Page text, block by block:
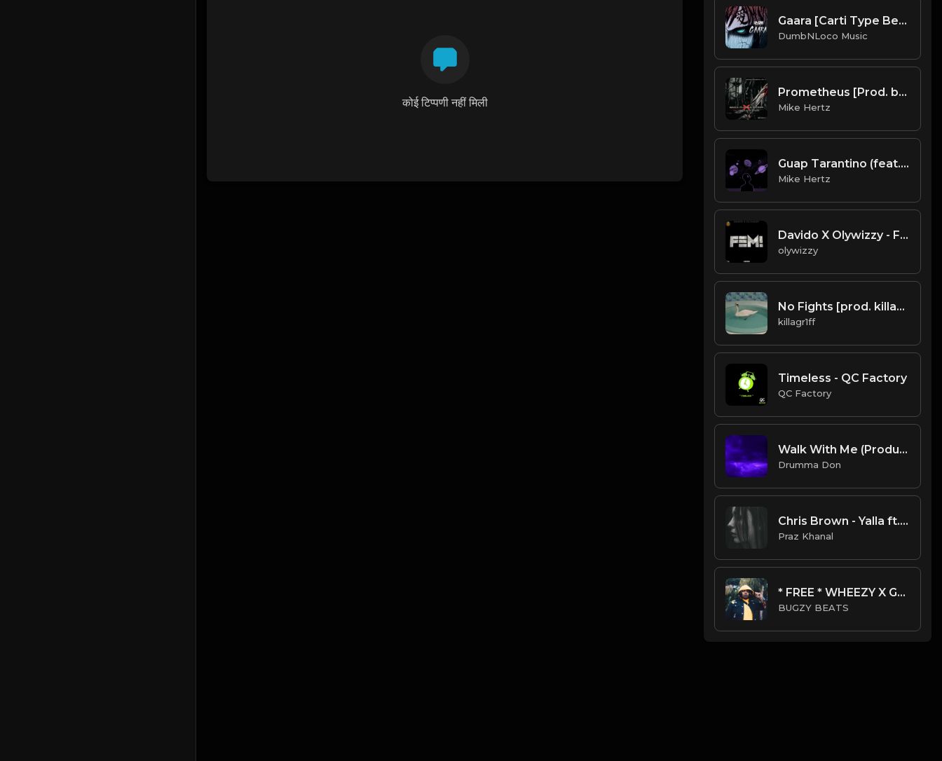
कोई टिप्पणी नहीं मिली
Gaara [Carti Type Beat] (Prod. by DumbNLoco Music)
DumbNLoco Music
Prometheus [Prod. by Mike Hertz & Spazo88]
Mike Hertz
Guap Tarantino (feat. TM88, Young Thug, & B.o.B) - "Chillin In Space" Type Beat [Prod. by @mikehertzsaciiklan]
Mike Hertz
Davido X Olywizzy - Fem (cover).mp3
olywizzy
No Fights [prod. killagr1ff]
killagr1ff
Timeless - QC Factory
QC Factory
Walk With Me (Produced By Drumma Don)
Drumma Don
Chris Brown - Yalla ft. 24kGoldn & ianndior
Praz Khanal
* FREE * WHEEZY X GUNNA TYPE BEAT - KOTO
BUGZY BEATS